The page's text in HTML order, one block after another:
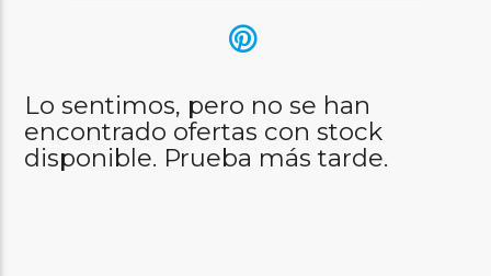
Lo sentimos, pero no se han
encontrado ofertas con stock
disponible. Prueba más tarde.